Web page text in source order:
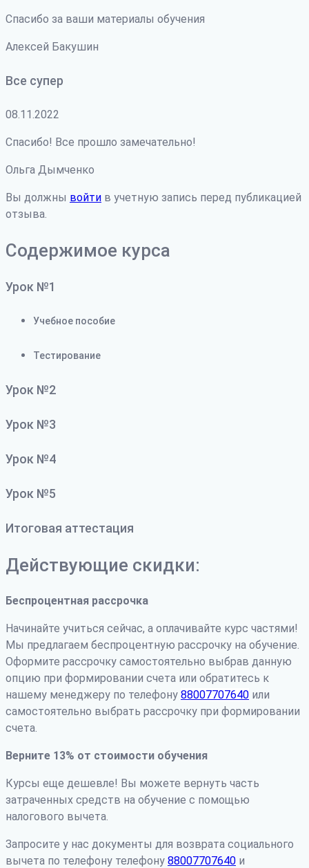
Спасибо за ваши материалы обучения
Алексей Бакушин
Все супер
08.11.2022
Спасибо! Все прошло замечательно!
Ольга Дымченко
Вы должны войти в учетную запись перед публикацией
отзыва.
Содержимое курса
Урок №1
Учебное пособие
Тестирование
Урок №2
Урок №3
Урок №4
Урок №5
Итоговая аттестация
Действующие скидки:
Беспроцентная рассрочка
Начинайте учиться сейчас, а оплачивайте курс частями!
Мы предлагаем беспроцентную рассрочку на обучение.
Оформите рассрочку самостоятельно выбрав данную
опцию при формировании счета или обратитесь к
нашему менеджеру по телефону 88007707640 или
самостоятельно выбрать рассрочку при формировании
счета.
Верните 13% от стоимости обучения
Курсы еще дешевле! Вы можете вернуть часть
затраченных средств на обучение с помощью
налогового вычета.
Запросите у нас документы для возврата социального
вычета по телефону телефону 88007707640 и